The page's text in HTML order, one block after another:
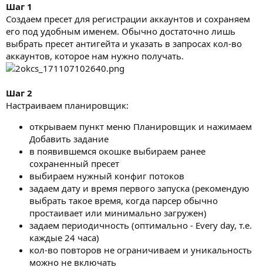
Шаг 1
Создаем пресет для регистрации аккаунтов и сохраняем
его под удобным именем. Обычно достаточно лишь
выбрать пресет антигейта и указать в запросах кол-во
аккаунтов, которое нам нужно получать.
Шаг 2
Настраиваем планировщик:
открываем пункт меню Планировщик и нажимаем
Добавить задание
в появившемся окошке выбираем ранее
сохраненный пресет
выбираем нужный конфиг потоков
задаем дату и время первого запуска (рекомендую
выбрать такое время, когда парсер обычно
простаивает или минимально загружен)
задаем периодичность (оптимально - Every day, т.е.
каждые 24 часа)
кол-во повторов не ограничиваем и уникальность
можно не включать